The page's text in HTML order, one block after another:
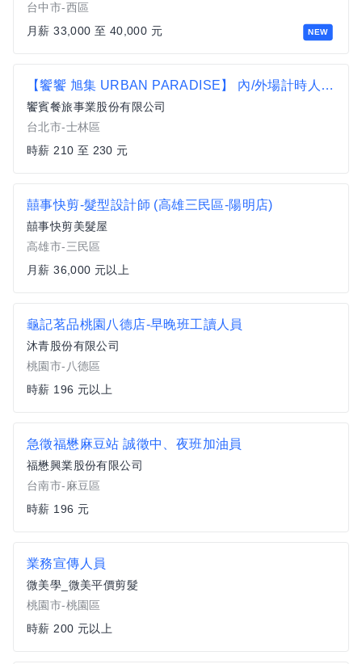
NEW
台中市-西區
月薪 33,000 至 40,000 元
【饗饗 旭集 URBAN PARADISE】 內/外場計時人員 時薪210起 歡迎兼職、工讀者加入【士林區】
饗賓餐旅事業股份有限公司
台北市-士林區
時薪 210 至 230 元
囍事快剪-髮型設計師 (高雄三民區-陽明店)
囍事快剪美髮屋
高雄市-三民區
月薪 36,000 元以上
龜記茗品桃園八德店-早晚班工讀人員
沐青股份有限公司
桃園市-八德區
時薪 196 元以上
急徵福懋麻豆站 誠徵中、夜班加油員
福懋興業股份有限公司
台南市-麻豆區
時薪 196 元
業務宣傳人員
微美學_微美平價剪髮
桃園市-桃園區
時薪 200 元以上